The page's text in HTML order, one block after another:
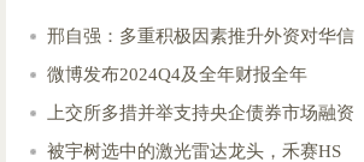
邢自强：多重积极因素推升外资对华信
微博发布2024Q4及全年财报全年
上交所多措并举支持央企债券市场融资
被宇树选中的激光雷达龙头，禾赛HS